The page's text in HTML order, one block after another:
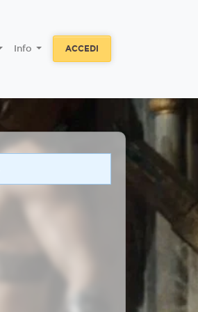
Info ACCEDI